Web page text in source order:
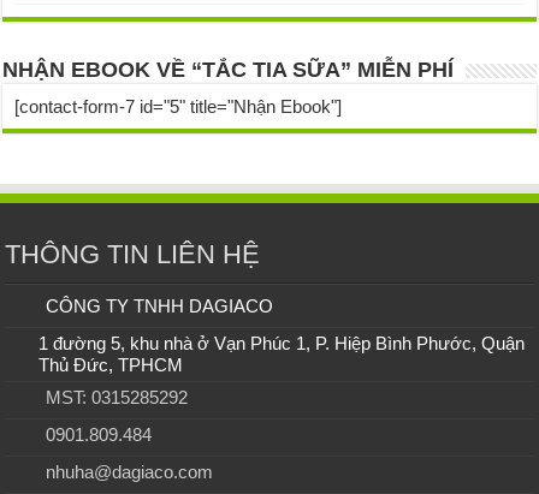
NHẬN EBOOK VỀ “TẮC TIA SỮA” MIỄN PHÍ
[contact-form-7 id="5" title="Nhận Ebook"]
THÔNG TIN LIÊN HỆ
CÔNG TY TNHH DAGIACO
1 đường 5, khu nhà ở Vạn Phúc 1, P. Hiệp Bình Phước, Quận
Thủ Đức, TPHCM
MST: 0315285292
0901.809.484
nhuha@dagiaco.com